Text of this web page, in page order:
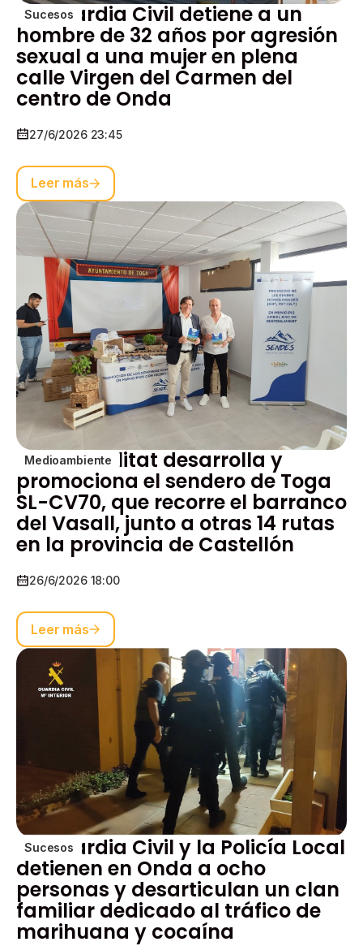
Sucesos
La Guardia Civil detiene a un
hombre de 32 años por agresión
sexual a una mujer en plena
calle Virgen del Carmen del
centro de Onda
27/6/2026 23:45
Leer más
Medioambiente
La Generalitat desarrolla y
promociona el sendero de Toga
SL-CV70, que recorre el barranco
del Vasall, junto a otras 14 rutas
en la provincia de Castellón
26/6/2026 18:00
Leer más
Sucesos
La Guardia Civil y la Policía Local
detienen en Onda a ocho
personas y desarticulan un clan
familiar dedicado al tráfico de
marihuana y cocaína